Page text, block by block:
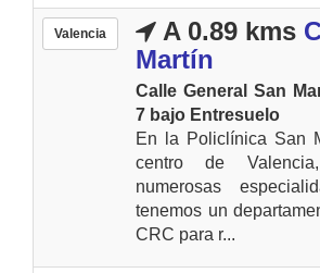
Valencia A 0.89 kms
Martín
Calle General San
7 bajo Entresuelo
En la Policlínica San
centro de
numerosas
tenemos un
CRC para r...